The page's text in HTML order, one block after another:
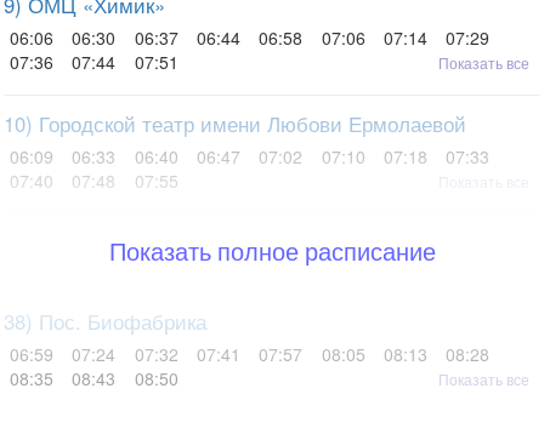
06:06 06:30 06:37 06:44 06:58 07:06 07:14
07:29
07:36
07:44 07:51 Показать все
10) Городской театр имени Любови Ермолаевой
06:09 06:33 06:40 06:47 07:02 07:10 07:18
07:33
07:40
07:48 07:55
Показать полное расписание
38) Пос. Биофабрика
06:59 07:24 07:32 07:41 07:57 08:05 08:13
08:28
08:35
08:43 08:50 Показать все